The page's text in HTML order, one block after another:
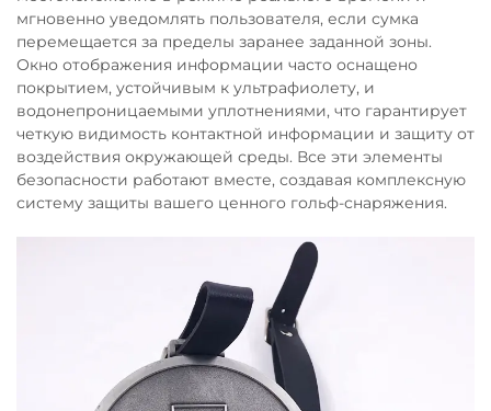
мгновенно уведомлять пользователя, если сумка
перемещается за пределы заранее заданной зоны.
Окно отображения информации часто оснащено
покрытием, устойчивым к ультрафиолету, и
водонепроницаемыми уплотнениями, что гарантирует
четкую видимость контактной информации и защиту от
воздействия окружающей среды. Все эти элементы
безопасности работают вместе, создавая комплексную
систему защиты вашего ценного гольф-снаряжения.